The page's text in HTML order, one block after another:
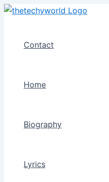
Skip
Contact
Home
Biography
Lyrics